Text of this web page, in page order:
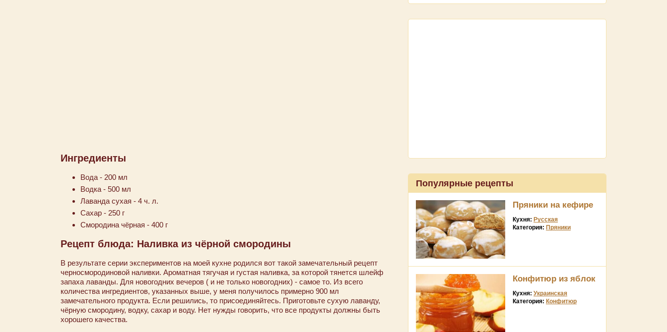
Ингредиенты
Вода - 200 мл
Водка - 500 мл
Лаванда сухая - 4 ч. л.
Сахар - 250 г
Смородина чёрная - 400 г
Рецепт блюда: Наливка из чёрной смородины
В результате серии экспериментов на моей кухне родился вот такой замечательный рецепт
черносмородиновой наливки. Ароматная тягучая и густая наливка, за которой тянется шлейф
запаха лаванды. Для новогодних вечеров ( и не только новогодних) - самое то. Из всего
количества ингредиентов, указанных выше, у меня получилось примерно 900 мл
замечательного продукта. Если решились, то присоединяйтесь. Приготовьте сухую лаванду,
чёрную смородину, водку, сахар и воду. Нет нужды говорить, что все продукты должны быть
хорошего качества.
Популярные рецепты
Пряники на кефире
Кухня: Русская
Категория: Пряники
Конфитюр из яблок
Кухня: Украинская
Категория: Конфитюр